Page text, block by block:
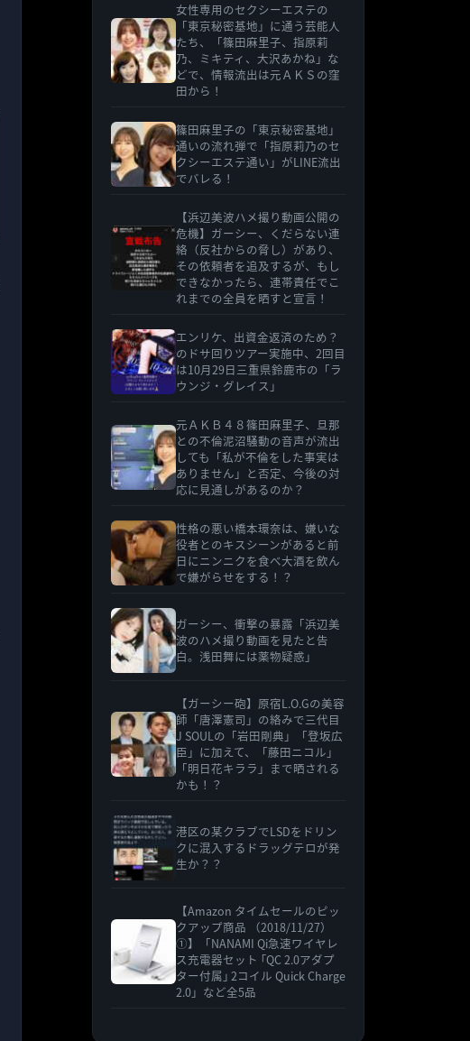
女性専用のセクシーエステの
「東京秘密基地」に通う芸能人
たち、「篠田麻里子、指原莉
乃、ミキティ、大沢あかね」な
どで、情報流出は元ＡＫＳの窪
田から！
篠田麻里子の「東京秘密基地」
通いの流れ弾で「指原莉乃のセ
クシーエステ通い」がLINE流出
でバレる！
【浜辺美波ハメ撮り動画公開の
危機】ガーシー、くだらない連
絡（反社からの脅し）があり、
その依頼者を追及するが、もし
できなかったら、連帯責任でこ
れまでの全員を晒すと宣言！
エンリケ、出資金返済のため？
のドサ回りツアー実施中、2回目
は10月29日三重県鈴鹿市の「ラ
ウンジ・グレイス」
元ＡＫＢ４８篠田麻里子、旦那
との不倫泥沼騒動の音声が流出
しても「私が不倫をした事実は
ありません」と否定、今後の対
応に見通しがあるのか？
性格の悪い橋本環奈は、嫌いな
役者とのキスシーンがあると前
日にニンニクを食べ大酒を飲ん
で嫌がらせをする！？
ガーシー、衝撃の暴露「浜辺美
波のハメ撮り動画を見たと告
白。浅田舞には薬物疑惑」
【ガーシー砲】原宿L.O.Gの美容
師「唐澤憲司」の絡みで三代目
J SOULの「岩田剛典」「登坂広
臣」に加えて、「藤田ニコル」
「明日花キララ」まで晒される
かも！？
港区の某クラブでLSDをドリン
クに混入するドラッグテロが発
生か？？
【Amazon タイムセールのピッ
クアップ商品 （2018/11/27）
①】「NANAMI Qi急速ワイヤレ
ス充電器セット ｢QC 2.0アダプ
ター付属｣ 2コイル Quick Charge
2.0」など全5品